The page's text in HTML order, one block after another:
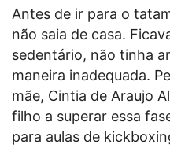
Antes de ir para o
não saia de casa.
sedentário, não tinha
maneira inadequada.
mãe, Cintia de Araujo
filho a superar essa
para aulas de